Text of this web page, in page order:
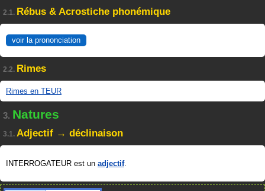
2.1. Rébus & Acrostiche phonémique
voir la prononciation
2.2. Rimes
Rimes en TEUR
3. Natures
3.1. Adjectif → déclinaison
INTERROGATEUR est un adjectif.